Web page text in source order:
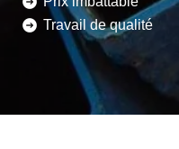
Travail de qualité